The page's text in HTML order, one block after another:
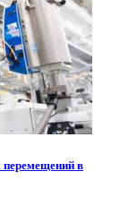
перемещений в